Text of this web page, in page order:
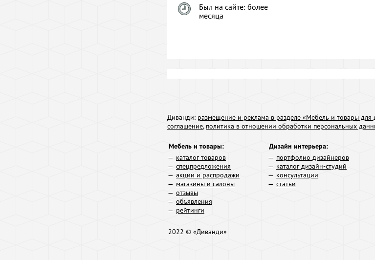
Был на сайте: более
месяца
Диванди: размещение и реклама в разделе «Мебель и товары для
соглашение, политика в отношении обработки персональных
Мебель и товары:
каталог товаров
спецпредложения
акции и распродажи
магазины и салоны
отзывы
объявления
рейтинги
Дизайн интерьера:
портфолио дизайнеров
каталог дизайн-студий
консультации
статьи
2022 © «Диванди»